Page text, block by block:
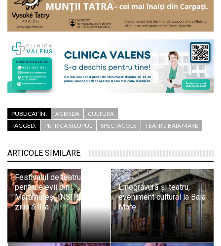
PUBLICAT ÎN: AGENDA
CULTURA
TAGGED:
PETRICA SI LUPUL SPECTACOLE TEATRU BAIA MARE
ARTICOLE SIMILARE
Festivalul de teatru
pentru elevii din
Maramureș „INSPIRĂ” –
ziua a II-a
Linogravură și teatru,
eveniment cultural la Baia
Mare